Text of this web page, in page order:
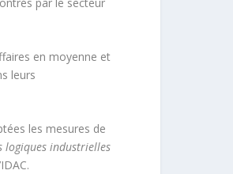
en moyenne et
leurs
les mesures de
logiques industrielles